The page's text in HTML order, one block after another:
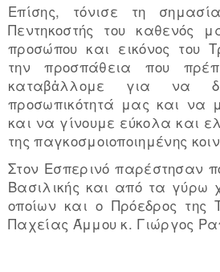
Επίσης, τόνισε τη
Πεντηκοστής του καθενός
προσώπου και εικόνος του
την προσπάθεια που
καταβἀλλομε για να
προσωπικότητά μας και να
και να γίνουμε εύκολα και
της παγκοσμοιοποιημένης
Στον Εσπερινό παρέστησαν
Βασιλικής και από τα γύρω
οποίων και ο Πρόεδρος της
Παχείας Άμμου κ. Γιώργος